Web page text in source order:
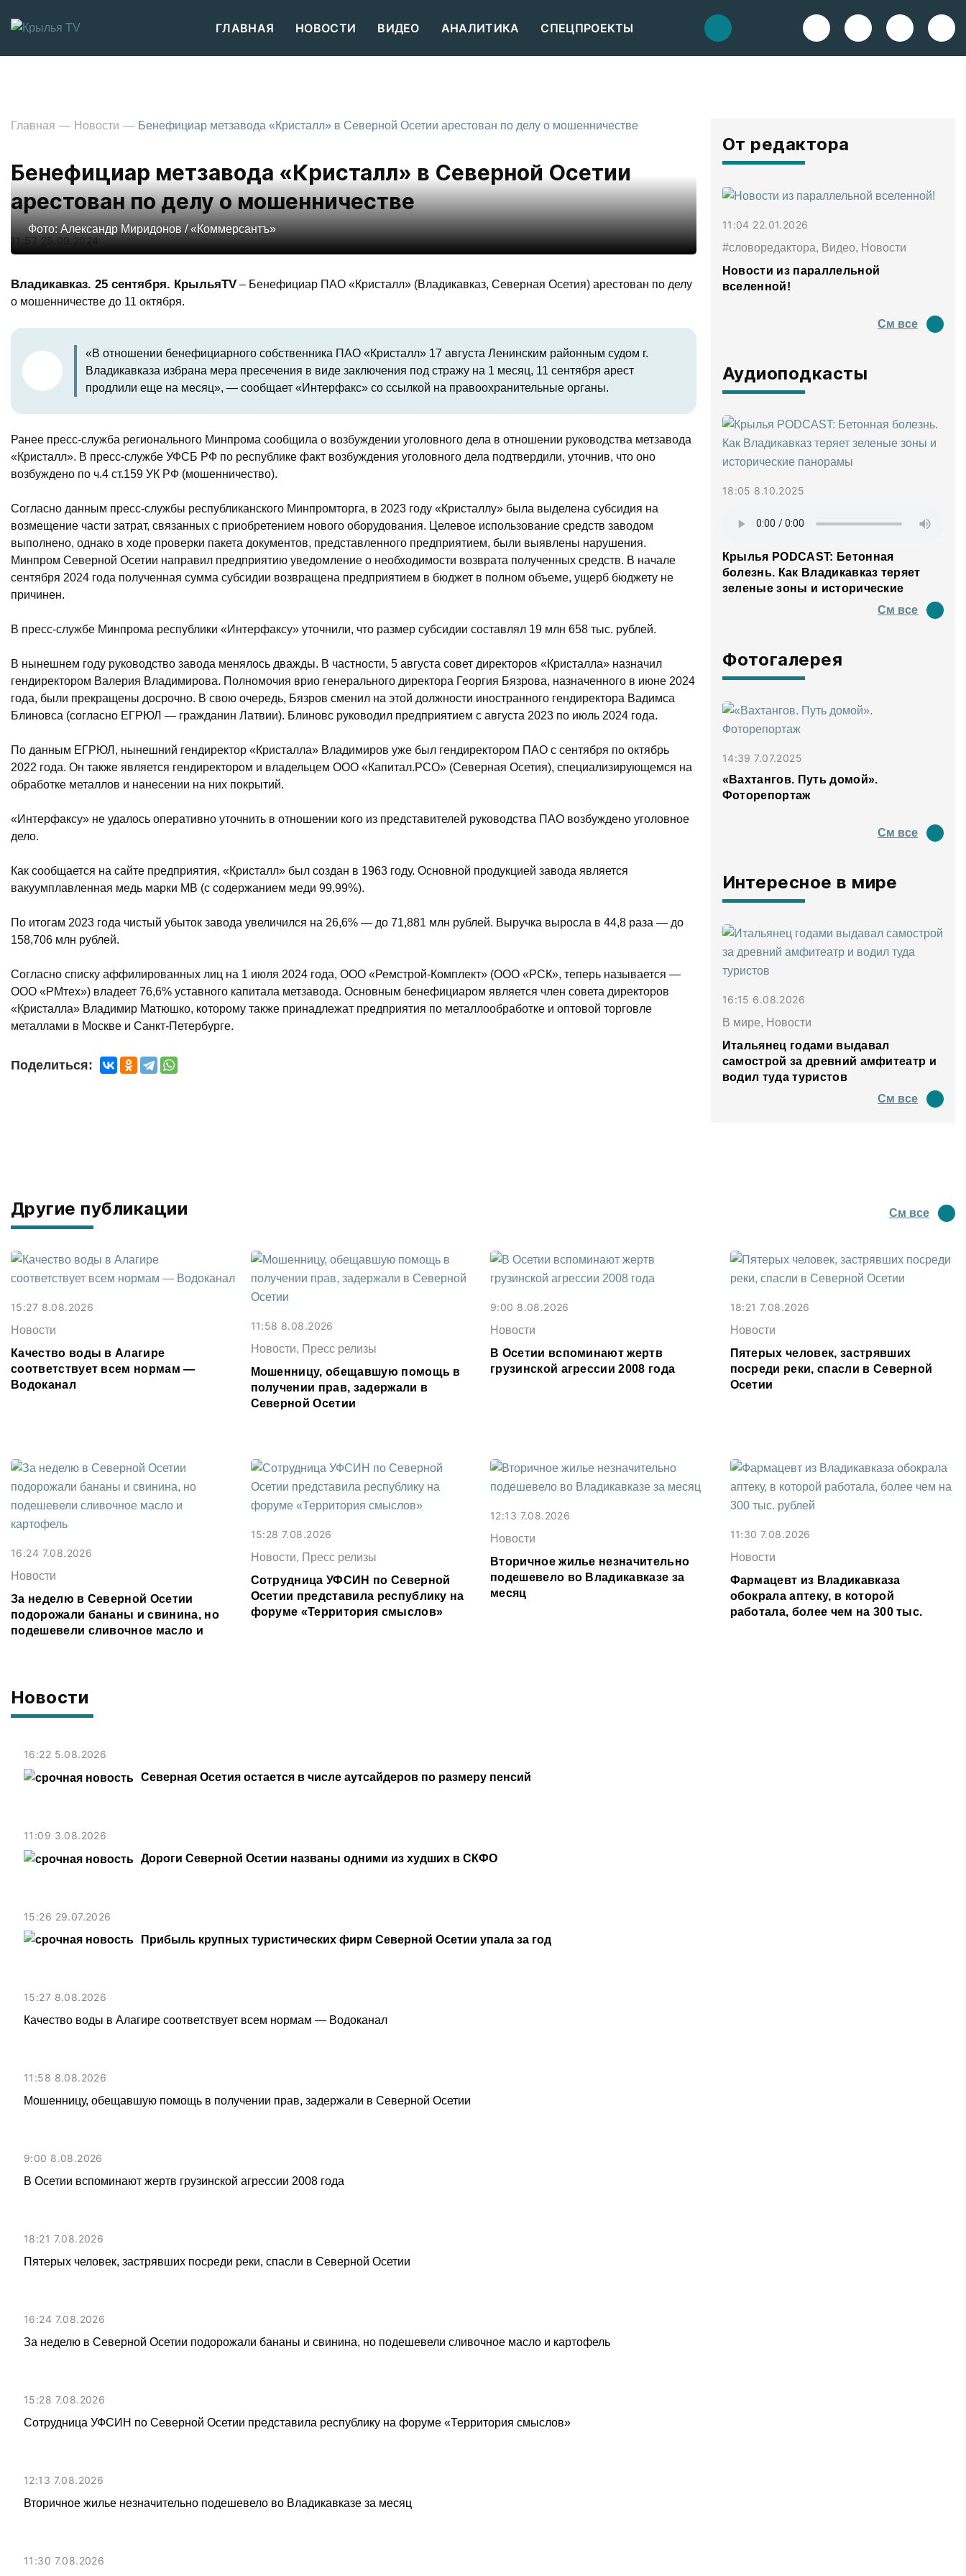
ГЛАВНАЯ НОВОСТИ ВИДЕО АНАЛИТИКА СПЕЦПРОЕКТЫ
Новости
16:22 5.08.2026
Северная Осетия остается в числе аутсайдеров по размеру пенсий
11:09 3.08.2026
Дороги Северной Осетии названы одними из худших в СКФО
15:26 29.07.2026
Прибыль крупных туристических фирм Северной Осетии упала за год
15:27 8.08.2026
Качество воды в Алагире соответствует всем нормам — Водоканал
11:58 8.08.2026
Мошенницу, обещавшую помощь в получении прав, задержали в Северной Осетии
9:00 8.08.2026
В Осетии вспоминают жертв грузинской агрессии 2008 года
18:21 7.08.2026
Пятерых человек, застрявших посреди реки, спасли в Северной Осетии
16:24 7.08.2026
За неделю в Северной Осетии подорожали бананы и свинина, но подешевели сливочное масло и картофель
15:28 7.08.2026
Сотрудница УФСИН по Северной Осетии представила республику на форуме «Территория смыслов»
12:13 7.08.2026
Вторичное жилье незначительно подешевело во Владикавказе за месяц
11:30 7.08.2026
Главная Новости Бенефициар метзавода «Кристалл» в Северной Осетии арестован по делу о мошенничестве
Бенефициар метзавода «Кристалл» в Северной Осетии
арестован по делу о мошенничестве
11:57 25.09.2024
Фото: Александр Миридонов / «Коммерсантъ»
Владикавказ. 25 сентября. КрыльяTV – Бенефициар ПАО «Кристалл» (Владикавказ, Северная Осетия) арестован по делу
о мошенничестве до 11 октября.
«В отношении бенефициарного собственника ПАО «Кристалл» 17 августа Ленинским районным судом г.
Владикавказа избрана мера пресечения в виде заключения под стражу на 1 месяц, 11 сентября арест
продлили еще на месяц», — сообщает «Интерфакс» со ссылкой на правоохранительные органы.
Ранее пресс-служба регионального Минпрома сообщила о возбуждении уголовного дела в отношении руководства метзавода
«Кристалл». В пресс-службе УФСБ РФ по республике факт возбуждения уголовного дела подтвердили, уточнив, что оно
возбуждено по ч.4 ст.159 УК РФ (мошенничество).
Согласно данным пресс-службы республиканского Минпромторга, в 2023 году «Кристаллу» была выделена субсидия на
возмещение части затрат, связанных с приобретением нового оборудования. Целевое использование средств заводом
выполнено, однако в ходе проверки пакета документов, представленного предприятием, были выявлены нарушения.
Минпром Северной Осетии направил предприятию уведомление о необходимости возврата полученных средств. В начале
сентября 2024 года полученная сумма субсидии возвращена предприятием в бюджет в полном объеме, ущерб бюджету не
причинен.
В пресс-службе Минпрома республики «Интерфаксу» уточнили, что размер субсидии составлял 19 млн 658 тыс. рублей.
В нынешнем году руководство завода менялось дважды. В частности, 5 августа совет директоров «Кристалла» назначил
гендиректором Валерия Владимирова. Полномочия врио генерального директора Георгия Бязрова, назначенного в июне 2024
года, были прекращены досрочно. В свою очередь, Бязров сменил на этой должности иностранного гендиректора Вадимса
Блиновса (согласно ЕГРЮЛ — гражданин Латвии). Блиновс руководил предприятием с августа 2023 по июль 2024 года.
По данным ЕГРЮЛ, нынешний гендиректор «Кристалла» Владимиров уже был гендиректором ПАО с сентября по октябрь
2022 года. Он также является гендиректором и владельцем ООО «Капитал.РСО» (Северная Осетия), специализирующемся на
обработке металлов и нанесении на них покрытий.
«Интерфаксу» не удалось оперативно уточнить в отношении кого из представителей руководства ПАО возбуждено уголовное
дело.
Как сообщается на сайте предприятия, «Кристалл» был создан в 1963 году. Основной продукцией завода является
вакуумплавленная медь марки МВ (с содержанием меди 99,99%).
По итогам 2023 года чистый убыток завода увеличился на 26,6% — до 71,881 млн рублей. Выручка выросла в 44,8 раза — до
158,706 млн рублей.
Согласно списку аффилированных лиц на 1 июля 2024 года, ООО «Ремстрой-Комплект» (ООО «РСК», теперь называется —
ООО «РМтех») владеет 76,6% уставного капитала метзавода. Основным бенефициаром является член совета директоров
«Кристалла» Владимир Матюшко, которому также принадлежат предприятия по металлообработке и оптовой торговле
металлами в Москве и Санкт-Петербурге.
Поделиться:
От редактора
11:04 22.01.2026
#словоредактора, Видео, Новости
Новости из параллельной
вселенной!
См все
Аудиоподкасты
18:05 8.10.2025
Крылья PODCAST: Бетонная
болезнь. Как Владикавказ теряет
зеленые зоны и исторические
См все
Фотогалерея
14:39 7.07.2025
«Вахтангов. Путь домой».
Фоторепортаж
См все
Интересное в мире
16:15 6.08.2026
В мире, Новости
Итальянец годами выдавал
самострой за древний амфитеатр и
водил туда туристов
См все
Другие публикации См все
15:27 8.08.2026
Новости
Качество воды в Алагире
соответствует всем нормам —
Водоканал
11:58 8.08.2026
Новости, Пресс релизы
Мошенницу, обещавшую помощь в
получении прав, задержали в
Северной Осетии
9:00 8.08.2026
Новости
В Осетии вспоминают жертв
грузинской агрессии 2008 года
18:21 7.08.2026
Новости
Пятерых человек, застрявших
посреди реки, спасли в Северной
Осетии
16:24 7.08.2026
Новости
За неделю в Северной Осетии
подорожали бананы и свинина, но
подешевели сливочное масло и
15:28 7.08.2026
Новости, Пресс релизы
Сотрудница УФСИН по Северной
Осетии представила республику на
форуме «Территория смыслов»
12:13 7.08.2026
Новости
Вторичное жилье незначительно
подешевело во Владикавказе за
месяц
11:30 7.08.2026
Новости
Фармацевт из Владикавказа
обокрала аптеку, в которой
работала, более чем на 300 тыс.